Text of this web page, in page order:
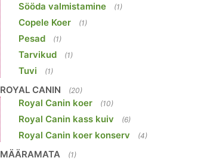
Sööda valmistamine (1)
Copele Koer (1)
Pesad (1)
Tarvikud (1)
Tuvi (1)
ROYAL CANIN (20)
Royal Canin koer (10)
Royal Canin kass kuiv (6)
Royal Canin koer konserv (4)
MÄÄRAMATA (1)